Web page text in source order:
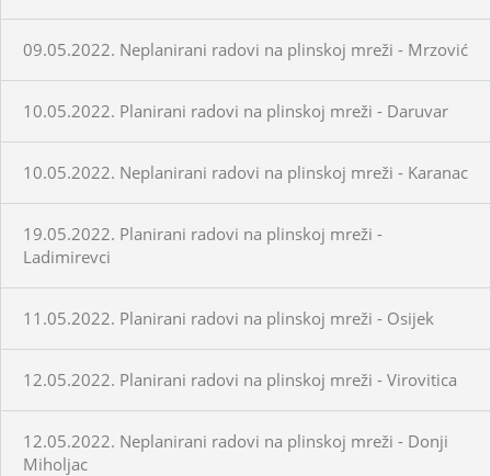
09.05.2022. Neplanirani radovi na plinskoj mreži - Mrzović
10.05.2022. Planirani radovi na plinskoj mreži - Daruvar
10.05.2022. Neplanirani radovi na plinskoj mreži - Karanac
19.05.2022. Planirani radovi na plinskoj mreži -
Ladimirevci
11.05.2022. Planirani radovi na plinskoj mreži - Osijek
12.05.2022. Planirani radovi na plinskoj mreži - Virovitica
12.05.2022. Neplanirani radovi na plinskoj mreži - Donji
Miholjac